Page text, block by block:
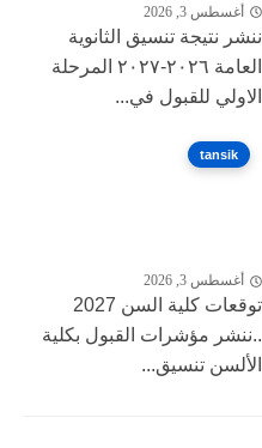
أغسطس 3, 2026
ننشر نتيجة تنسيق الثانوية
العامة ٢٠٢٦-٢٠٢٧ المرحلة
الاولي للقبول في...
tansik
أغسطس 3, 2026
توقعات كلية السن 2027
..ننشر مؤشرات القبول بكلية
الألسن تنسيق...